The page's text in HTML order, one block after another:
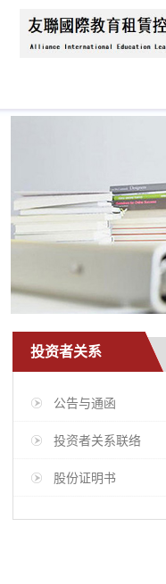
投资者关系
公告与通函
投资者关系联络
股份证明书